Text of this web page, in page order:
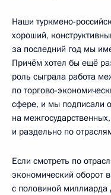
Наши туркмено-
хороший,
за последний год мы
Причём хотел бы ещё
роль сыграла работа
по торгово-
сфере, и мы подписали
на
и раздельно по
Если смотреть по
экономический оборот
с половиной